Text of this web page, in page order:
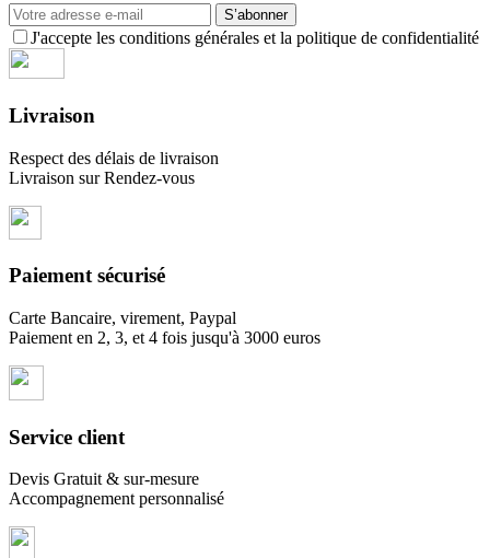
S’abonner
J'accepte les conditions générales et la politique de confidentialité
Livraison
Respect des délais de livraison
Livraison sur Rendez-vous
Paiement sécurisé
Carte Bancaire, virement, Paypal
Paiement en 2, 3, et 4 fois jusqu'à 3000 euros
Service client
Devis Gratuit & sur-mesure
Accompagnement personnalisé